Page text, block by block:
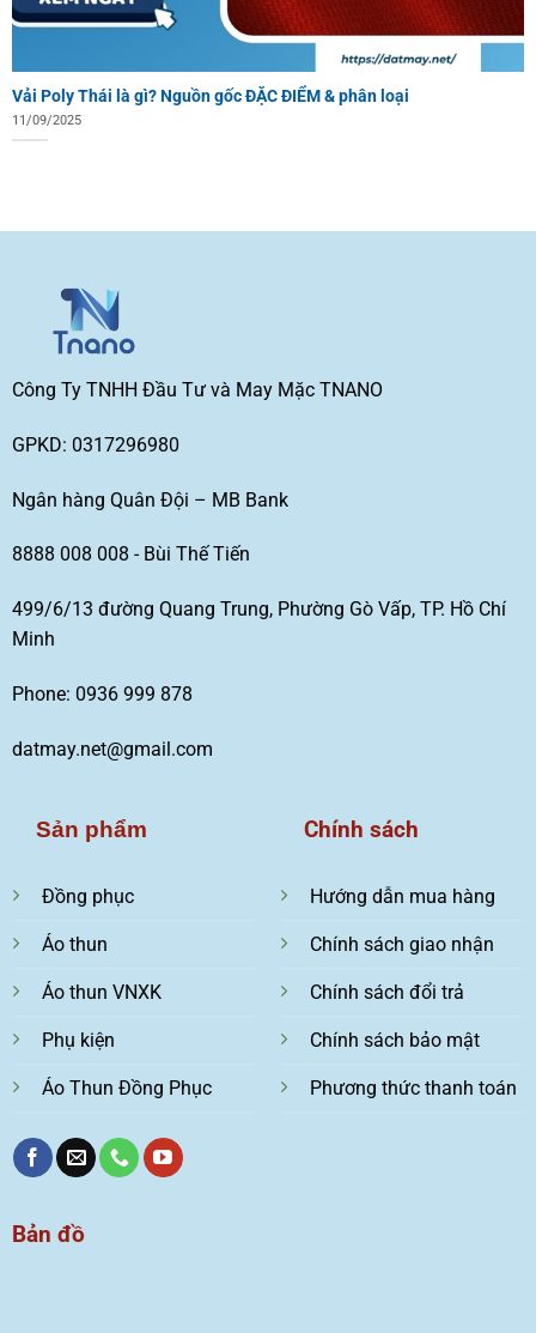
Vải Poly Thái là gì? Nguồn gốc ĐẶC ĐIỂM & phân loại
11/09/2025
Công Ty TNHH Đầu Tư và May Mặc TNANO
GPKD: 0317296980
Ngân hàng Quân Đội – MB Bank
8888 008 008 - Bùi Thế Tiến
499/6/13 đường Quang Trung, Phường Gò Vấp, TP. Hồ Chí
Minh
Phone: 0936 999 878
datmay.net@gmail.com
Sản phẩm
Đồng phục
Áo thun
Áo thun VNXK
Phụ kiện
Áo Thun Đồng Phục
Chính sách
Hướng dẫn mua hàng
Chính sách giao nhận
Chính sách đổi trả
Chính sách bảo mật
Phương thức thanh toán
Bản đồ